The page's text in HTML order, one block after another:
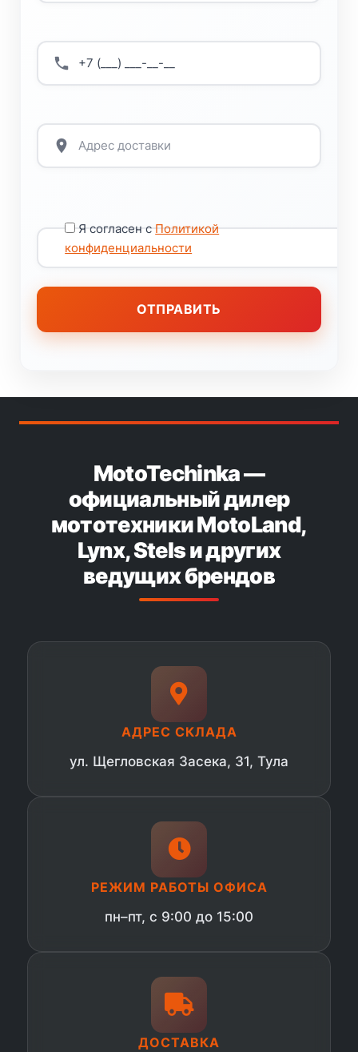
Я согласен сПолитикой
конфиденциальности
MotoTechinka —
официальный дилер
мототехники MotoLand,
Lynx, Stels и других
ведущих брендов
АДРЕС СКЛАДА
ул. Щегловская Засека, 31, Тула
РЕЖИМ РАБОТЫ ОФИСА
пн–пт, с 9:00 до 15:00
ДОСТАВКА